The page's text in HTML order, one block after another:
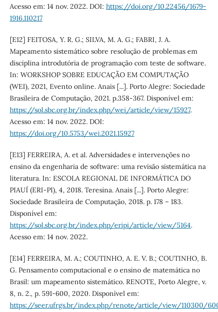
Acesso em: 14 nov. 2022. DOI: https://doi.org/10.22456/1679-
1916.110217
[E12] FEITOSA, Y. R. G.; SILVA, M. A. G.; FABRI, J. A.
Mapeamento sistemático sobre resolução de problemas em
disciplina introdutória de programação com teste de software.
In: WORKSHOP SOBRE EDUCAÇÃO EM COMPUTAÇÃO
(WEI), 2021, Evento online. Anais [...]. Porto Alegre: Sociedade
Brasileira de Computação, 2021. p.358-367. Disponível em:
https://sol.sbc.org.br/index.php/wei/article/view/15927.
Acesso em: 14 nov. 2022. DOI:
https://doi.org/10.5753/wei.2021.15927
[E13] FERREIRA, A. et al. Adversidades e intervenções no
ensino da engenharia de software: uma revisão sistemática na
literatura. In: ESCOLA REGIONAL DE INFORMÁTICA DO
PIAUÍ (ERI-PI), 4, 2018. Teresina. Anais [...]. Porto Alegre:
Sociedade Brasileira de Computação, 2018. p. 178 – 183.
Disponível em:
https://sol.sbc.org.br/index.php/eripi/article/view/5164.
Acesso em: 14 nov. 2022.
[E14] FERREIRA, M. A.; COUTINHO, A. E. V. B.; COUTINHO, B.
G. Pensamento computacional e o ensino de matemática no
Brasil: um mapeamento sistemático. RENOTE, Porto Alegre, v.
8, n. 2., p. 591-600, 2020. Disponível em:
https://seer.ufrgs.br/index.php/renote/article/view/110300/